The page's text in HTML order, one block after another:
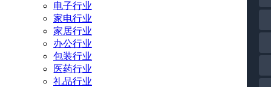
电子行业
家电行业
家居行业
办公行业
包装行业
医药行业
礼品行业